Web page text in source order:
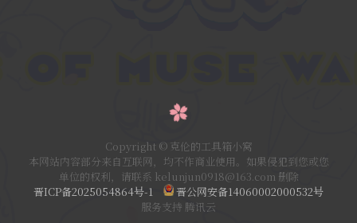
Copyright © 克伦的工具箱小窝
本网站内容部分来自互联网，均不作商业使用。如果侵犯到您或您
单位的权利，请联系 kelunjun0918@163.com 删除
晋ICP备2025054864号-1
晋公网安备14060002000532号
服务支持 腾讯云